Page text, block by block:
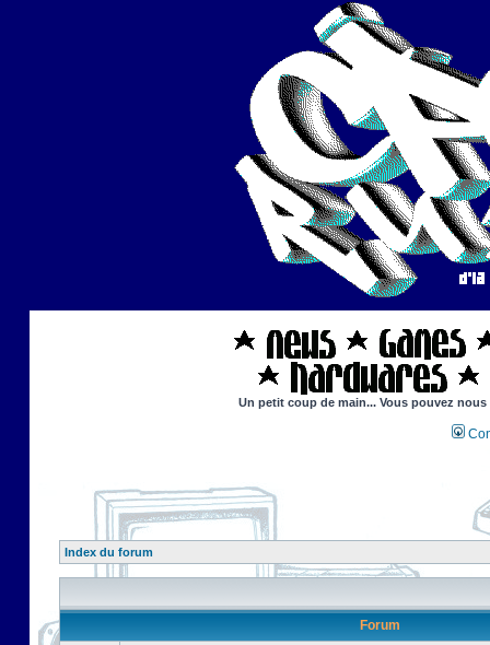
Un petit coup de main... Vous pouvez
Index du forum
Forum